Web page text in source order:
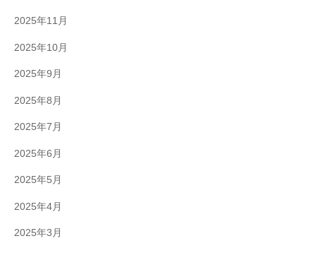
2025年11月
2025年10月
2025年9月
2025年8月
2025年7月
2025年6月
2025年5月
2025年4月
2025年3月